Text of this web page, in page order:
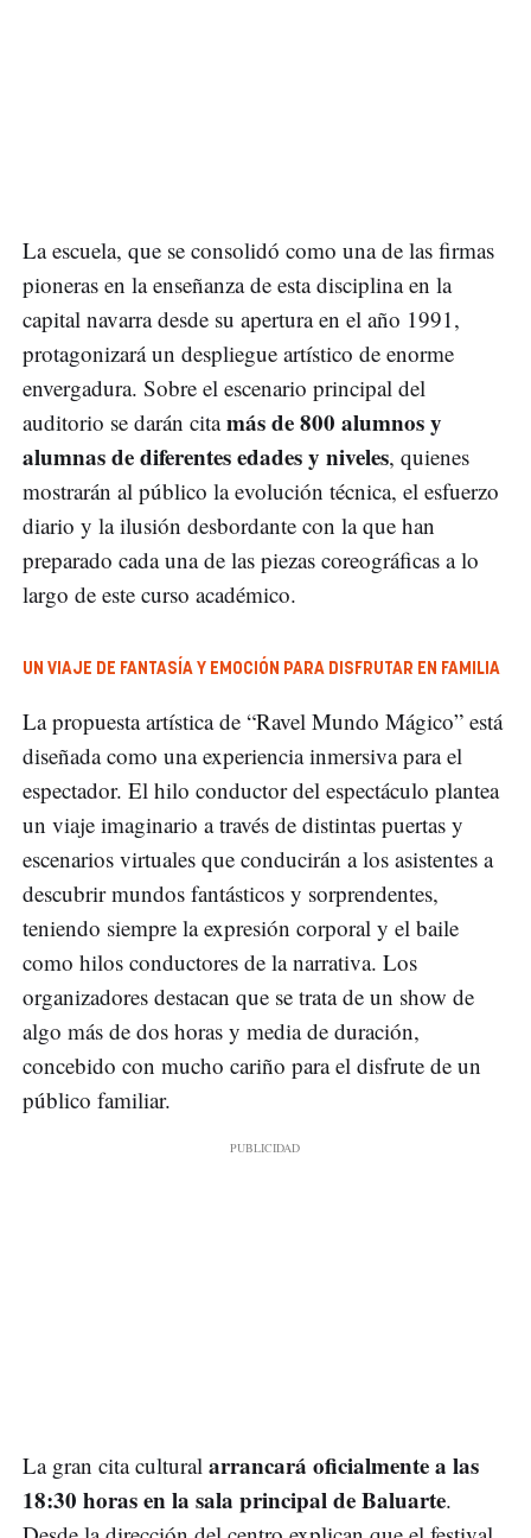
La escuela, que se consolidó como una de las firmas
pioneras en la enseñanza de esta disciplina en la
capital navarra desde su apertura en el año 1991,
protagonizará un despliegue artístico de enorme
envergadura. Sobre el escenario principal del
auditorio se darán citamás de 800 alumnos y
alumnas de diferentes edades y niveles, quienes
mostrarán al público la evolución técnica, el esfuerzo
diario y la ilusión desbordante con la que han
preparado cada una de las piezas coreográficas a lo
largo de este curso académico.
UN VIAJE DE FANTASÍA Y EMOCIÓN PARA DISFRUTAR EN FAMILIA
La propuesta artística de “Ravel Mundo Mágico” está
diseñada como una experiencia inmersiva para el
espectador. El hilo conductor del espectáculo plantea
un viaje imaginario a través de distintas puertas y
escenarios virtuales que conducirán a los asistentes a
descubrir mundos fantásticos y sorprendentes,
teniendo siempre la expresión corporal y el baile
como hilos conductores de la narrativa. Los
organizadores destacan que se trata de un show de
algo más de dos horas y media de duración,
concebido con mucho cariño para el disfrute de un
público familiar.
La gran cita cultural arrancará oficialmente a las
18:30 horas en la sala principal de Baluarte.